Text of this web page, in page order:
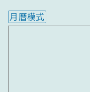
月曆模式